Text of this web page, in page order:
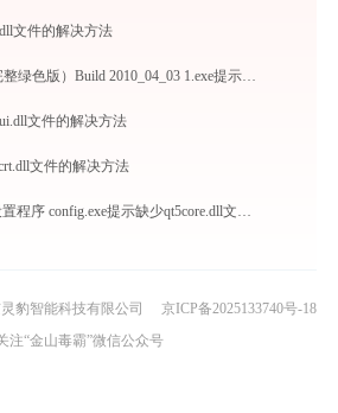
文件的解决方法
Visual C++ 6.0（完整绿色版）Build 2010_04_03 1.exe提示缺少prorfl.dll文件的解决办法
文件的解决方法
文件的解决方法
搜狗拼音输入法设置程序 config.exe提示缺少qt5core.dll文件的解决办法
豹智能科技有限公司
京ICP备2025133740号-18
注“金山毒霸”微信公众号